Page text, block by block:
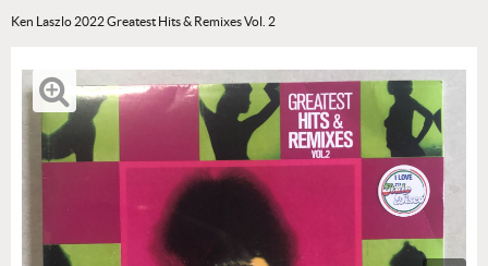
Ken Laszlo 2022 Greatest Hits & Remixes Vol. 2